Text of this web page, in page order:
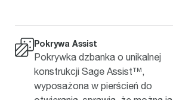
Pokrywa Assist
Pokrywka dzbanka o unikalnej
konstrukcji Sage Assist™,
wyposażona w pierścień do